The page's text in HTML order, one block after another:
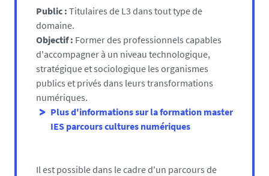
Public : Titulaires de L3 dans tout type de
domaine.
Objectif : Former des professionnels capables
d'accompagner à un niveau technologique,
stratégique et sociologique les organismes
publics et privés dans leurs transformations
numériques.
Plus d'informations sur la formation master
IES parcours cultures numériques
Il est possible dans le cadre d'un parcours de